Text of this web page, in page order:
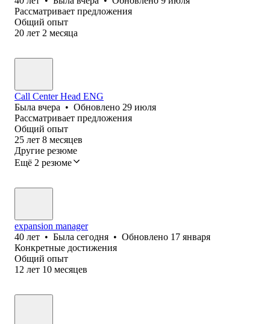
Рассматривает предложения
Общий опыт
20 лет 2 месяца
Call Center Head ENG
Была вчера • Обновлено 29 июля
Рассматривает предложения
Общий опыт
25 лет 8 месяцев
Другие резюме
Ещё 2 резюме
expansion manager
40 лет • Была сегодня • Обновлено 17 января
Конкретные достижения
Общий опыт
12 лет 10 месяцев